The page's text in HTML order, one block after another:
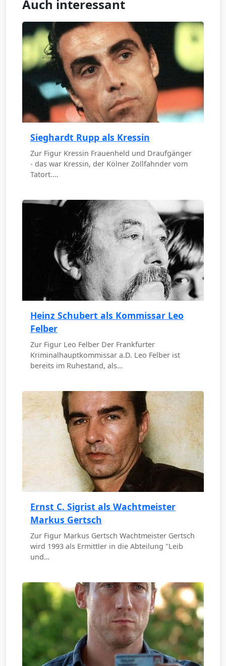
Auch interessant
Sieghardt Rupp als Kressin
Zur Figur Kressin Frauenheld und Draufgänger
- das war Kressin, der Kölner Zollfahnder vom
Tatort.…
Heinz Schubert als Kommissar Leo
Felber
Zur Figur Leo Felber Der Frankfurter
Kriminalhauptkommissar a.D. Leo Felber ist
bereits im Ruhestand, als…
Ernst C. Sigrist als Wachtmeister
Markus Gertsch
Zur Figur Markus Gertsch Wachtmeister Gertsch
wird 1993 als Ermittler in die Abteilung "Leib
und…